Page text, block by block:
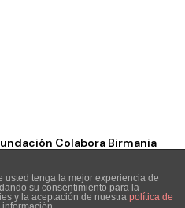
Colabora Birmania
usted tenga la mejor experiencia de
su consentimiento para la
y la aceptación de nuestra política de